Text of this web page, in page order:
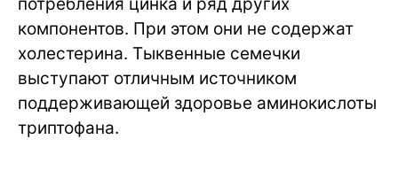
компонентов. При этом они не содержат
холестерина. Тыквенные семечки
выступают отличным источником
поддерживающей здоровье аминокислоты
триптофана.